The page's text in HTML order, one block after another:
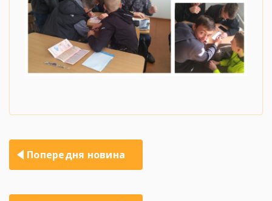
Навігація
записів
Попередня новина